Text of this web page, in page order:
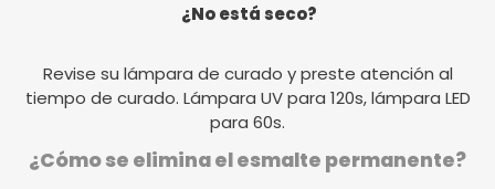
¿No está seco?
Revise su lámpara de curado y preste atención al
tiempo de curado. Lámpara UV para 120s, lámpara LED
para 60s.
¿Cómo se elimina el esmalte permanente?